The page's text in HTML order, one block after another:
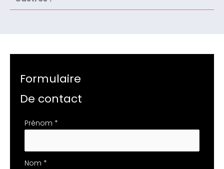
Formulaire
De contact
Formulaire
avec
téléphone
Prénom *
Nom *